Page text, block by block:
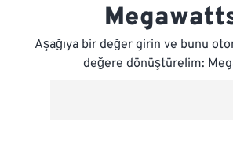
Aşağıya bir değer girin ve bunu
değere dönüştürelim: